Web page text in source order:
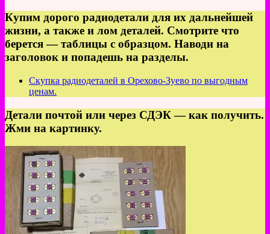
Купим дорого радиодетали для их дальнейшей
жизни, а также и лом деталей. Смотрите что
берется — таблицы с образцом. Наводи на
заголовок и попадешь на разделы.
Скупка радиодеталей в Орехово-Зуево по выгодным
ценам.
Детали почтой или через СДЭК — как получить.
Жми на картинку.